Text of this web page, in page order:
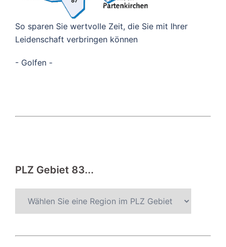
So sparen Sie wertvolle Zeit, die Sie mit Ihrer
Leidenschaft verbringen können
- Golfen -
PLZ Gebiet 83...